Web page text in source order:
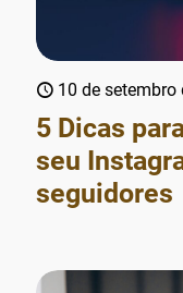
10 de setembro
5 Dicas
seu
seguidores